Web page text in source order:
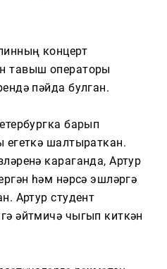
концерт
тавыш операторы
пәйда булган.
барып
егеткә шалтыраткан.
караганда, Артур
һәм нәрсә эшләргә
Артур студент
әйтмичә чыгып киткән